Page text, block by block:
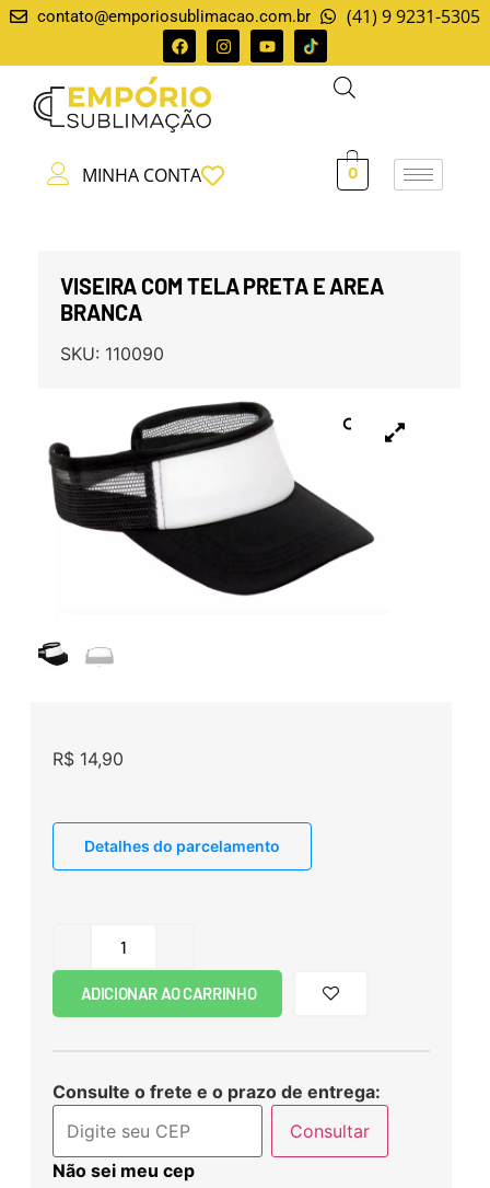
contato@emporiosublimacao.com.br (41) 9 9231-5305
MINHA CONTA 0
VISEIRA COM TELA PRETA E AREA
BRANCA
SKU: 110090
R$14,90
Detalhes do parcelamento
ADICIONAR AO CARRINHO
Consulte o frete e o prazo de entrega:
Consultar
Não sei meu cep